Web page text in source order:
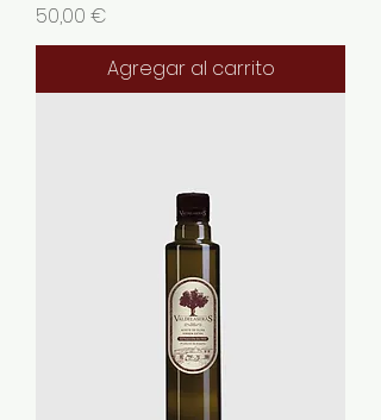
Precio
50,00 €
Agregar al carrito